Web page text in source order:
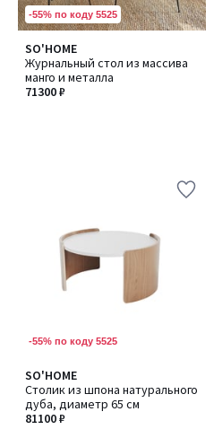
-55% по коду 5525
SO'HOME
Журнальный стол из массива
манго и металла
71300 ₽
-55% по коду 5525
SO'HOME
Столик из шпона натурального
дуба, диаметр 65 см
81100 ₽